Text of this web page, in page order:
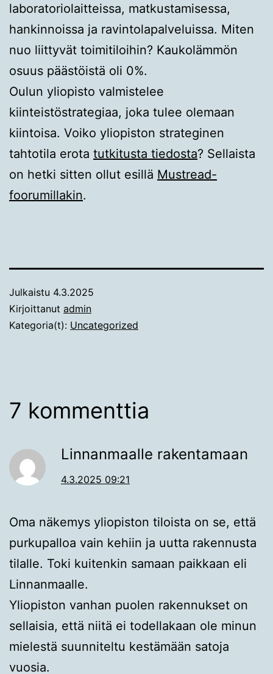
laboratoriolaitteissa, matkustamisessa,
hankinnoissa ja ravintolapalveluissa. Miten
nuo liittyvät toimitiloihin? Kaukolämmön
osuus päästöistä oli 0%.
Oulun yliopisto valmistelee
kiinteistöstrategiaa, joka tulee olemaan
kiintoisa. Voiko yliopiston strateginen
tahtotila erota tutkitusta tiedosta? Sellaista
on hetki sitten ollut esillä Mustread-
foorumillakin.
Julkaistu 4.3.2025
Kirjoittanut admin
Kategoria(t): Uncategorized
7 kommenttia
Linnanmaalle rakentamaan
4.3.2025 09:21
Oma näkemys yliopiston tiloista on se, että
purkupalloa vain kehiin ja uutta rakennusta
tilalle. Toki kuitenkin samaan paikkaan eli
Linnanmaalle.
Yliopiston vanhan puolen rakennukset on
sellaisia, että niitä ei todellakaan ole minun
mielestä suunniteltu kestämään satoja
vuosia.